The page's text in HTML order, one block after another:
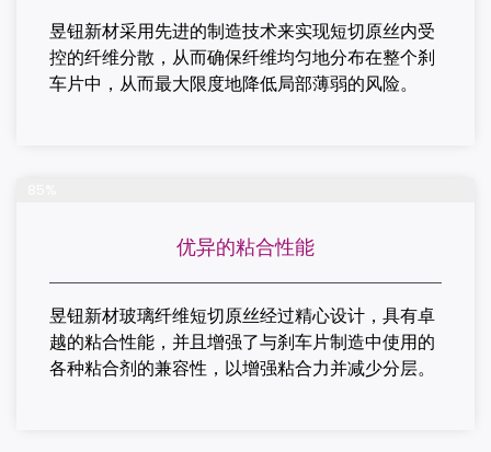
昱钮新材采用先进的制造技术来实现短切原丝内受
控的纤维分散，从而确保纤维均匀地分布在整个刹
车片中，从而最大限度地降低局部薄弱的风险。
优异的粘合性能
昱钮新材玻璃纤维短切原丝经过精心设计，具有卓
越的粘合性能，并且增强了与刹车片制造中使用的
各种粘合剂的兼容性，以增强粘合力并减少分层。